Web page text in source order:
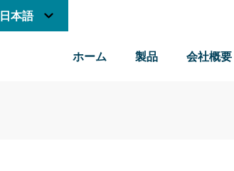
日本語
ホーム 製品 会社概要